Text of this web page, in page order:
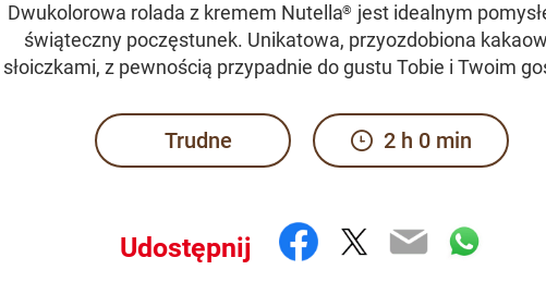
Dwukolorowa rolada z kremem Nutella® jest idealnym
świąteczny poczęstunek. Unikatowa, przyozdobiona
słoiczkami, z pewnością przypadnie do gustu Tobie i Twoim
Trudne 2 h 0 min
Udostępnij Facebook
Twitter
Email